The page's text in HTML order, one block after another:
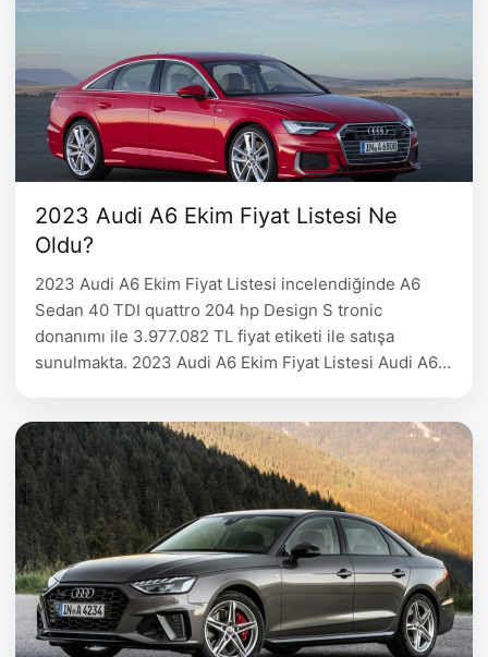
2023 Audi A6 Ekim Fiyat Listesi Ne
Oldu?
2023 Audi A6 Ekim Fiyat Listesi incelendiğinde A6
Sedan 40 TDI quattro 204 hp Design S tronic
donanımı ile 3.977.082 TL fiyat etiketi ile satışa
sunulmakta. 2023 Audi A6 Ekim Fiyat Listesi Audi A6
265 hp 4.064.052 A6 …